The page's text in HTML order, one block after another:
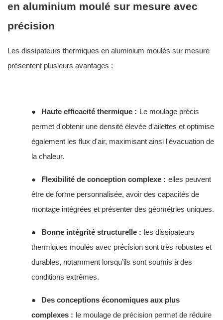
en aluminium moulé sur mesure avec
précision
Les dissipateurs thermiques en aluminium moulés sur mesure
présentent plusieurs avantages :
● Haute efficacité thermique : Le moulage précis
permet d'obtenir une densité élevée d'ailettes et optimise
également les flux d'air, maximisant ainsi l'évacuation de
la chaleur.
● Flexibilité de conception complexe : elles peuvent
être de forme personnalisée, avoir des capacités de
montage intégrées et présenter des géométries uniques.
● Bonne intégrité structurelle : les dissipateurs
thermiques moulés avec précision sont très robustes et
durables, notamment lorsqu’ils sont soumis à des
conditions extrêmes.
●
Des conceptions économiques aux plus
complexes : le moulage de précision permet de réduire